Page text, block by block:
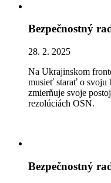
Bezpečnostný
28. 2. 2025
Na Ukrajinskom
musieť starať o svoju
zmierňuje svoje
rezolúciách OSN.
Bezpečnostný